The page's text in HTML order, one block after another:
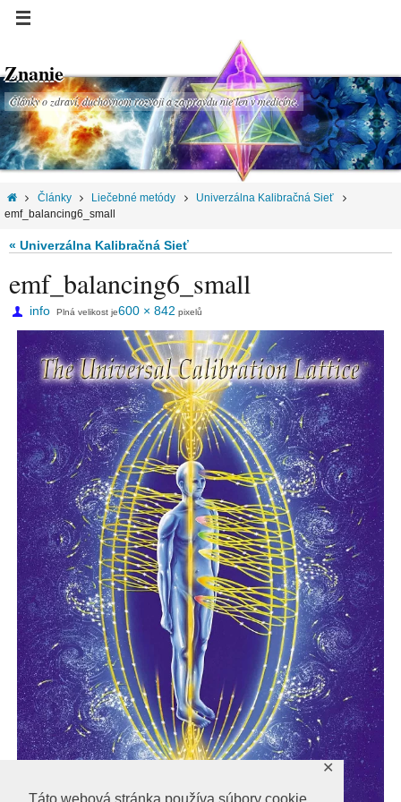
✕
Znanie
Články o zdraví, duchovnom rozvoji a za pravdu nie len v medicíne.
Články Liečebné metódy
Univerzálna Kalibračná Sieť
emf_balancing6_small
« Univerzálna Kalibračná Sieť
emf_balancing6_small
info Plná velikost je600 × 842 pixelů